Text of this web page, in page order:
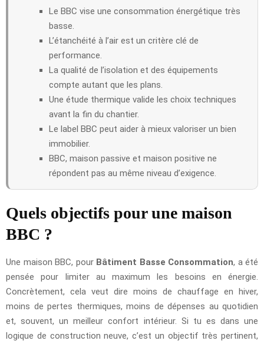
Le BBC vise une consommation énergétique très
basse.
L’étanchéité à l’air est un critère clé de
performance.
La qualité de l’isolation et des équipements
compte autant que les plans.
Une étude thermique valide les choix techniques
avant la fin du chantier.
Le label BBC peut aider à mieux valoriser un bien
immobilier.
BBC, maison passive et maison positive ne
répondent pas au même niveau d’exigence.
Quels objectifs pour une maison
BBC ?
Une maison BBC, pour Bâtiment Basse Consommation, a été
pensée pour limiter au maximum les besoins en énergie.
Concrètement, cela veut dire moins de chauffage en hiver,
moins de pertes thermiques, moins de dépenses au quotidien
et, souvent, un meilleur confort intérieur. Si tu es dans une
logique de construction neuve, c’est un objectif très pertinent,